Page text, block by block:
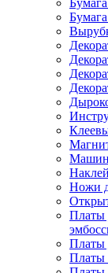
Ножи
Платы
Платы
Платы